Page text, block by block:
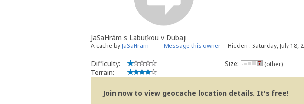
JaSaHrám s Labuťkou v Dubaji
A cache byJaSaHram Message this owner Hidden : Saturday, July 18,
Difficulty:
Terrain:
Size: (other)
Join now to view geocache location details. It's free!